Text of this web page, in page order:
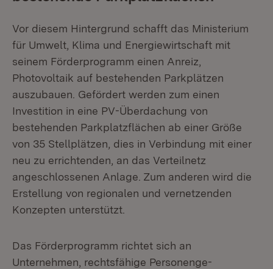
Vor diesem Hintergrund schafft das Ministerium
für Umwelt, Klima und Energie­wirtschaft mit
seinem Förderprogramm einen Anreiz,
Photovoltaik auf bestehen­den Parkplätzen
auszubauen. Gefördert werden zum einen
Investition in eine PV-Überdachung von
bestehenden Parkplatzflächen ab einer Größe
von 35 Stellplätzen, dies in Verbindung mit einer
neu zu errichtenden, an das Verteil­netz
angeschlossenen Anlage. Zum anderen wird die
Erstellung von regionalen und vernetzenden
Konzepten unterstützt.
Das Förderprogramm richtet sich an
Unternehmen, rechtsfähige Personenge­